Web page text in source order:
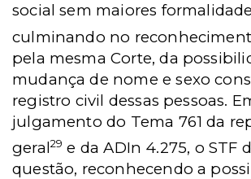
social sem maiores
culminando no
pela mesma Corte, da
mudança de nome e sexo
registro civil dessas pessoas.
julgamento do Tema 761 da
geral29 e da ADIn 4.275, o STF
questão, reconhecendo a